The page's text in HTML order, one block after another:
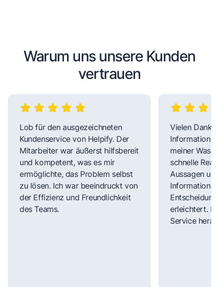
Warum uns unsere Kunden
vertrauen
Lob für den ausgezeichneten
Kundenservice von Helpify. Der
Mitarbeiter war äußerst hilfsbereit
und kompetent, was es mir
ermöglichte, das Problem selbst
zu lösen. Ich war beeindruckt von
der Effizienz und Freundlichkeit
des Teams.
Vielen Dank
meiner
schnelle
Aussagen
erleichtert.
Service